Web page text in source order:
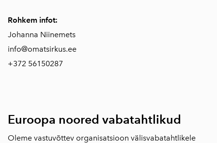
Rohkem infot:
Johanna Niinemets
info@omatsirkus.ee
+372 56150287
Euroopa noored vabatahtlikud
Oleme vastuvõttev organisatsioon välisvabatahtlikele